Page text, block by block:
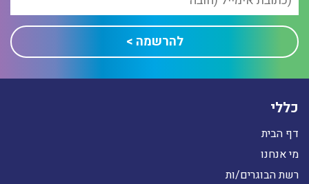
כללי
דף הבית
מי אנחנו
רשת הבוגרים/ות